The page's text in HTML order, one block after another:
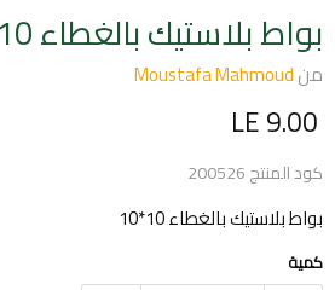
بواط بلاستيك بالغطاء 10*10
منMoustafa Mahmoud
السعر الحالي
LE 9.00
كود المنتج200526
بواط بلاستيك بالغطاء 10*10
كمية